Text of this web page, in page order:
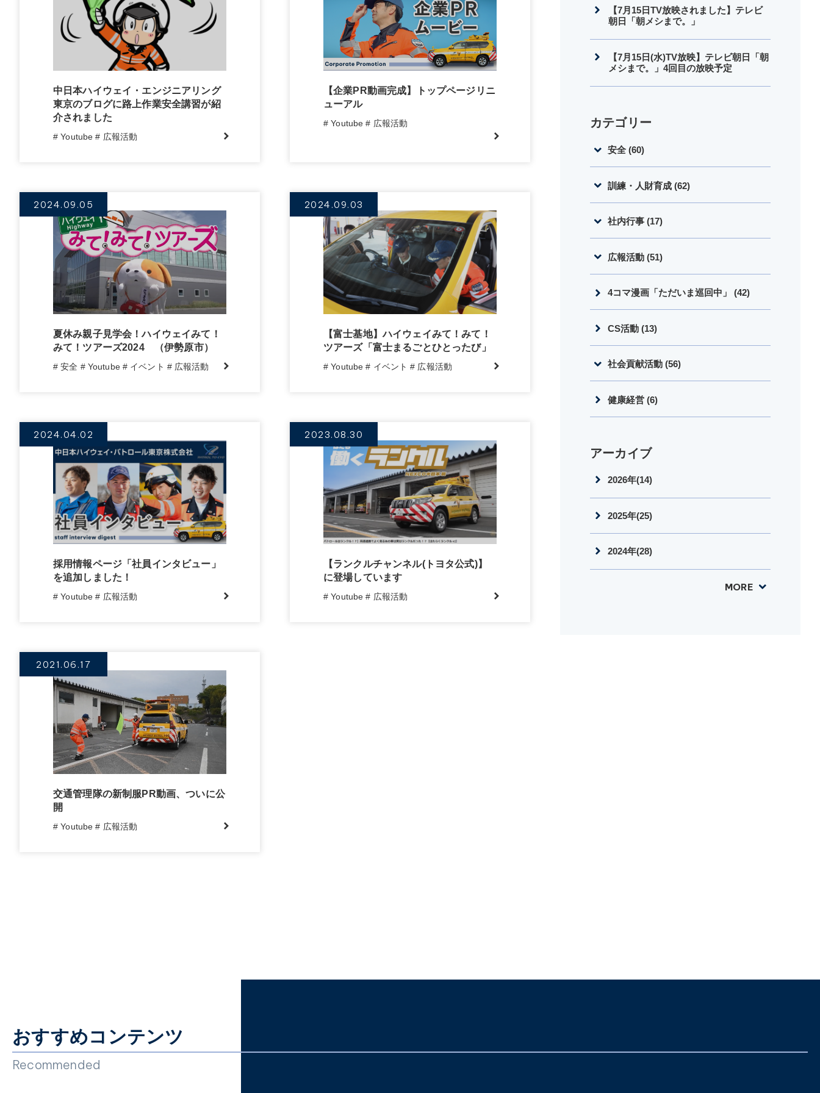
中日本ハイウェイ・エンジニアリング
東京のブログに路上作業安全講習が紹
介されました
# Youtube # 広報活動
【企業PR動画完成】トップページリニ
ューアル
# Youtube # 広報活動
2024.09.05
夏休み親子見学会！ハイウェイみて！
みて！ツアーズ2024 （伊勢原市）
# 安全 # Youtube # イベント # 広報活動
2024.09.03
【富士基地】ハイウェイみて！みて！
ツアーズ「富士まるごとひとったび」
# Youtube # イベント # 広報活動
2024.04.02
採用情報ページ「社員インタビュー」
を追加しました！
# Youtube # 広報活動
2023.08.30
【ランクルチャンネル(トヨタ公式)】
に登場しています
# Youtube # 広報活動
2021.06.17
交通管理隊の新制服PR動画、ついに公
開
# Youtube # 広報活動
【7月15日TV放映されました】テレビ
朝日「朝メシまで。」
【7月15日(水)TV放映】テレビ朝日「朝
メシまで。」4回目の放映予定
カテゴリー
安全 (60)
訓練・人財育成 (62)
社内行事 (17)
広報活動 (51)
4コマ漫画「ただいま巡回中」 (42)
CS活動 (13)
社会貢献活動 (56)
健康経営 (6)
アーカイブ
2026年(14)
2025年(25)
2024年(28)
MORE
おすすめコンテンツ
Recommended